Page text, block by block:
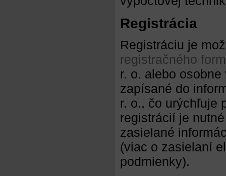
Registrácia
Registráciu je
registračného
r. o. alebo
zapísané do
r. o., čo urýchľuje
registrácií je
zasielané
(viac o zasielaní
podmienky).